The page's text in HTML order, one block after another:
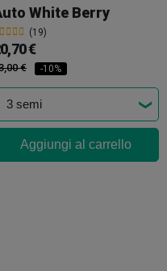
White Berry
(19)
€
€ -10%
Aggiungi al carrello